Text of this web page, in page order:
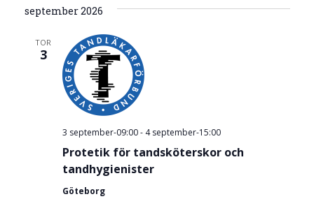
september 2026
TOR
3
Protetik för tandsköterskor och
tandhygienister
3 september-09:00- 4 september-15:00
Göteborg